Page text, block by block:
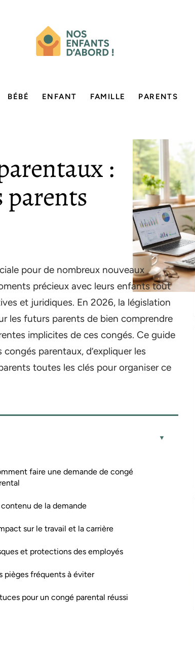
BÉBÉ ENFANT FAMILLE PARENTS
:
pour de nombreux nouveaux
précieux avec leurs enfants tout
et juridiques. En 2026, la législation
les futurs parents de bien comprendre
implicites de ces congés. Ce guide
parentaux, d’expliquer les
toutes les clés pour organiser ce
faire une demande de congé
contenu de la demande
sur le travail et la carrière
et protections des employés
pièges fréquents à éviter
pour un congé parental réussi